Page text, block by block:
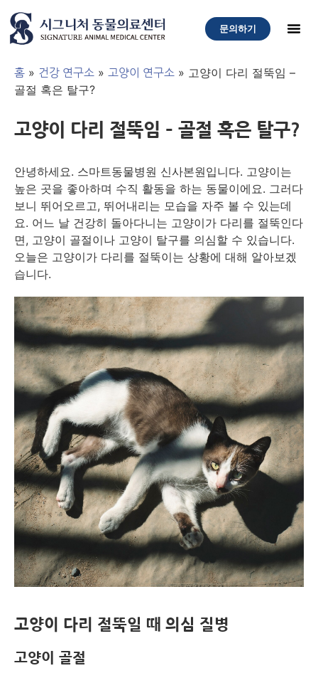
문의하기
홈 » 건강 연구소 » 고양이 연구소 » 고양이 다리 절뚝임 –
골절 혹은 탈구?
고양이 다리 절뚝임 – 골절 혹은 탈구?
안녕하세요. 스마트동물병원 신사본원입니다. 고양이는
높은 곳을 좋아하며 수직 활동을 하는 동물이에요. 그러다
보니 뛰어오르고, 뛰어내리는 모습을 자주 볼 수 있는데
요. 어느 날 건강히 돌아다니는 고양이가 다리를 절뚝인다
면, 고양이 골절이나 고양이 탈구를 의심할 수 있습니다.
오늘은 고양이가 다리를 절뚝이는 상황에 대해 알아보겠
습니다.
고양이 다리 절뚝일 때 의심 질병
고양이 골절